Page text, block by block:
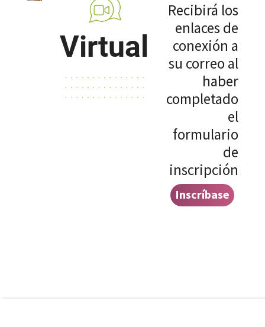
Virtual
Recibirá los
enlaces de
conexión a
su correo al
haber
completado
el
formulario
de
inscripción
Inscríbase